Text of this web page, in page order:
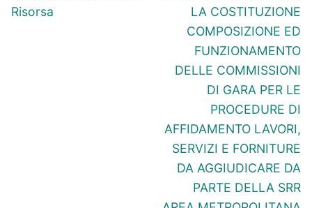
precedente:
Risorsa
successivo:
LA COSTITUZIONE
COMPOSIZIONE ED
FUNZIONAMENTO
DELLE COMMISSIONI
DI GARA PER LE
PROCEDURE DI
AFFIDAMENTO LAVORI,
SERVIZI E FORNITURE
DA AGGIUDICARE DA
PARTE DELLA SRR